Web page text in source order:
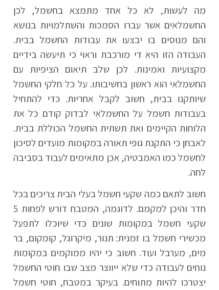
מה לעשות, לא כל אחד מתמצא בחשמל, לכן
החשמלאים אשר עברו הסמכות והשתלמויות בנושא
והם מנוסים בו יבצעו את עבודות החשמל בבית.
העבודה הזו היא די מורכבת וראוי כי תיעשה בידיים
מקצועיות ואמינות. לכן שלב תיאום הציפיות עם
החשמלאי הוא ראשון בחשיבותו. על כל חלקי החשמל
שיותקנו בבית, חשוב לקבל אחריות. כדי להתחיל
בעבודות חשמל על החשמלאי לבדוק קודם כל את
הלוחות הקיימים ואת תשתית החשמל הכוללת בבית.
לאבחן כי התקנת גופי תאורה במקומות מועדים לסיכון
לחשמל כמו האמבטיה, אכן מתאימים לעבוד בסביבה
לחה.
חשוב לתאם כמה שקעי חשמל בעלי הבית צריכים בכל
חדר והיכן למקמם. לדוגמה, המטבח דורש לפחות 5
שקעי חשמל במקומות שונים כדי שיוכלו לתפעל
מכשירי חשמל בו זמנית: תנור, מיקרוגל, קומקום, בר
מים, מערבל ועוד. חשוב כי יהיו ממוקמים במקומות
נוחים לעבודה כדי שלא ייווצר מצב שבו חוטי החשמל
יצטרכו להיות מתוחים. בעיקר במטבח, חוטי חשמל